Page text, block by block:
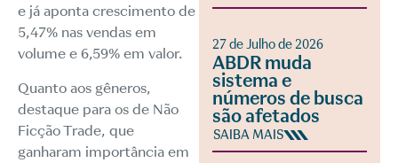
e já aponta crescimento de
5,47% nas vendas em
volume e 6,59% em valor.
Quanto aos gêneros,
destaque para os de Não
Ficção Trade, que
ganharam importância em
27 de Julho de 2026
ABDR muda
sistema e
números de busca
são afetados
SAIBA MAIS